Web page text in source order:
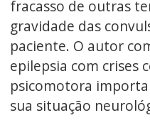
fracasso de outras
gravidade das
paciente. O autor
epilepsia com crises
psicomotora
sua situação